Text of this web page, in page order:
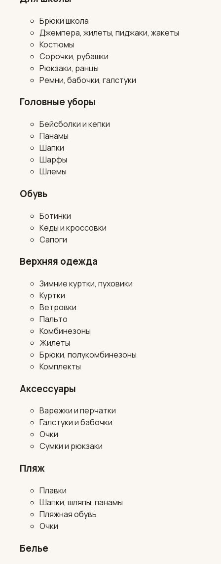
Брюки школа
Джемпера, жилеты, пиджаки, жакеты
Костюмы
Сорочки, рубашки
Рюкзаки, ранцы
Ремни, бабочки, галстуки
Головные уборы
Бейсболки и кепки
Панамы
Шапки
Шарфы
Шлемы
Обувь
Ботинки
Кеды и кроссовки
Сапоги
Верхняя одежда
Зимние куртки, пуховики
Куртки
Ветровки
Пальто
Комбинезоны
Жилеты
Брюки, полукомбинезоны
Комплекты
Аксессуары
Варежки и перчатки
Галстуки и бабочки
Очки
Сумки и рюкзаки
Пляж
Плавки
Шапки, шляпы, панамы
Пляжная обувь
Очки
Белье